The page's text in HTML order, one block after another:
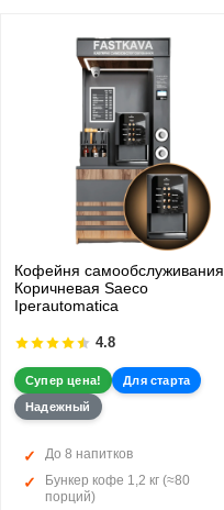
Кофейня самообслуживания
Коричневая Saeco
Iperautomatica
4.8
Супер цена!
Для старта
Надежный
До 8 напитков
Бункер кофе 1,2 кг (≈80
порций)